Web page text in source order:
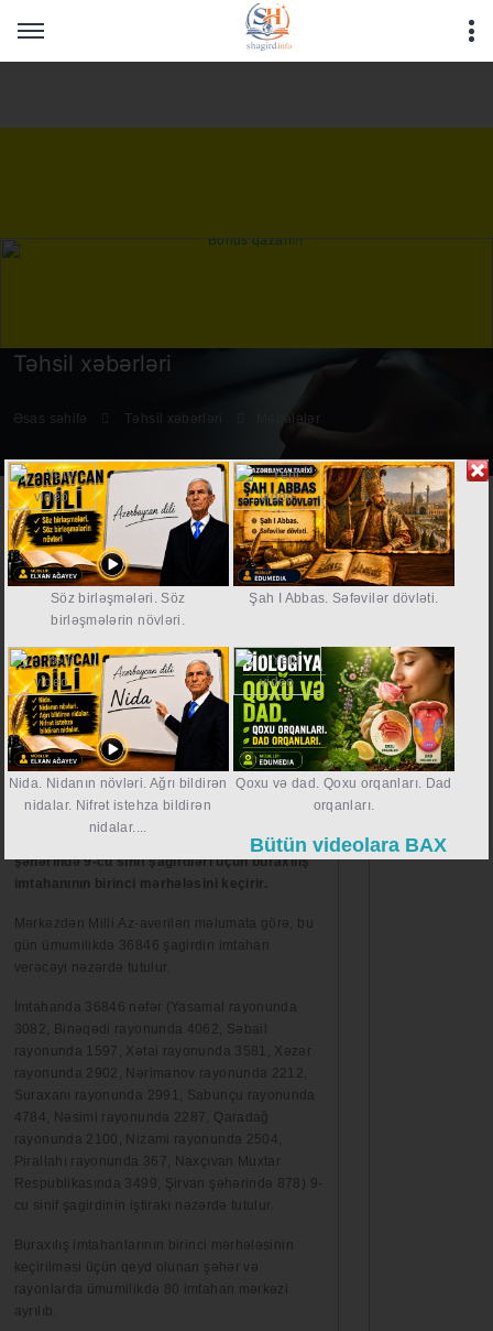
Warning
: Undefined array key "HTTP_REFERER" in
/home/shagirdinfo/public_html/articles/article_main_file.php
Təhsil xəbərləri
Əsas səhifə Təhsil xəbərləri Məqalələr
40 minə yaxın şagird imtahan
verəcək
05.03.2018 İmtahanlar
Naxçıvan Muxtar Respublikasında və Şirvan
şəhərində 9-cu sinif şagirdləri üçün buraxılış
imtahanının birinci mərhələsini keçirir.
Mərkəzdən Milli.Az-averilən məlumata görə, bu
gün ümumilikdə 36846 şagirdin imtahan
verəcəyi nəzərdə tutulur.
İmtahanda 36846 nəfər (Yasamal rayonunda
3082, Binəqədi rayonunda 4062, Səbail
rayonunda 1597, Xətai rayonunda 3581, Xəzər
rayonunda 2902, Nərimanov rayonunda 2212,
Suraxanı rayonunda 2991, Sabunçu rayonunda
4784, Nəsimi rayonunda 2287, Qaradağ
rayonunda 2100, Nizami rayonunda 2504,
Pirallahı rayonunda 367, Naxçıvan Muxtar
Respublikasında 3499, Şirvan şəhərində 878) 9-
cu sinif şagirdinin iştirakı nəzərdə tutulur.
Buraxılış imtahanlarının birinci mərhələsinin
keçirilməsi üçün qeyd olunan şəhər və
rayonlarda ümumilikdə 80 imtahan mərkəzi
ayrılıb.
Söz birləşmələri. Söz
birləşmələrin növləri.
Şah I Abbas. Səfəvilər dövləti.
Nida. Nidanın növləri. Ağrı bildirən
nidalar. Nifrət istehza bildirən
nidalar....
Qoxu və dad. Qoxu orqanları. Dad
orqanları.
Bütün videolara BAX